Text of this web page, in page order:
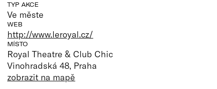
TYP AKCE
Ve měste
WEB
http://www.leroyal.cz/
MÍSTO
Royal Theatre & Club Chic
Vinohradská 48, Praha
zobrazit na mapě